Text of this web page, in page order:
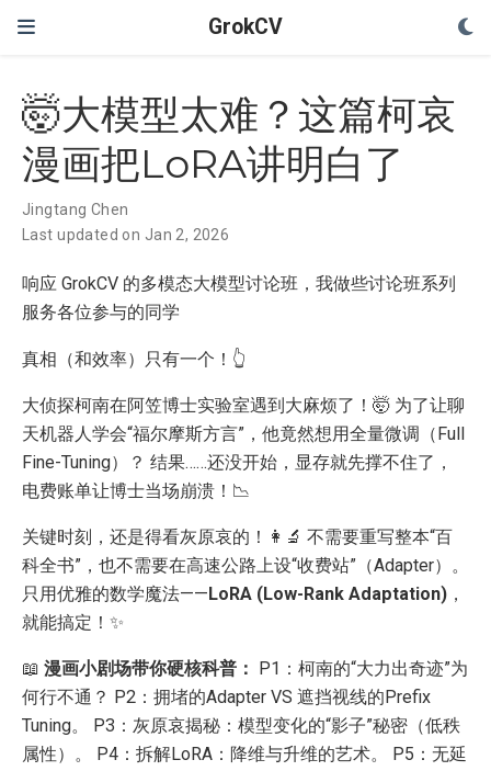
GrokCV
🤯大模型太难？这篇柯哀
漫画把LoRA讲明白了
Jingtang Chen
Last updated on Jan 2, 2026
响应 GrokCV 的多模态大模型讨论班，我做些讨论班系列
服务各位参与的同学
真相（和效率）只有一个！👆
大侦探柯南在阿笠博士实验室遇到大麻烦了！🤯 为了让聊
天机器人学会“福尔摩斯方言”，他竟然想用全量微调（Full
Fine-Tuning）？ 结果……还没开始，显存就先撑不住了，
电费账单让博士当场崩溃！📉
关键时刻，还是得看灰原哀的！👩‍🔬 不需要重写整本“百
科全书”，也不需要在高速公路上设“收费站”（Adapter）。
只用优雅的数学魔法——LoRA (Low-Rank Adaptation) ，
就能搞定！✨
📖 漫画小剧场带你硬核科普： P1：柯南的“大力出奇迹”为
何行不通？ P2：拥堵的Adapter VS 遮挡视线的Prefix
Tuning。 P3：灰原哀揭秘：模型变化的“影子”秘密（低秩
属性）。 P4：拆解LoRA：降维与升维的艺术。 P5：无延